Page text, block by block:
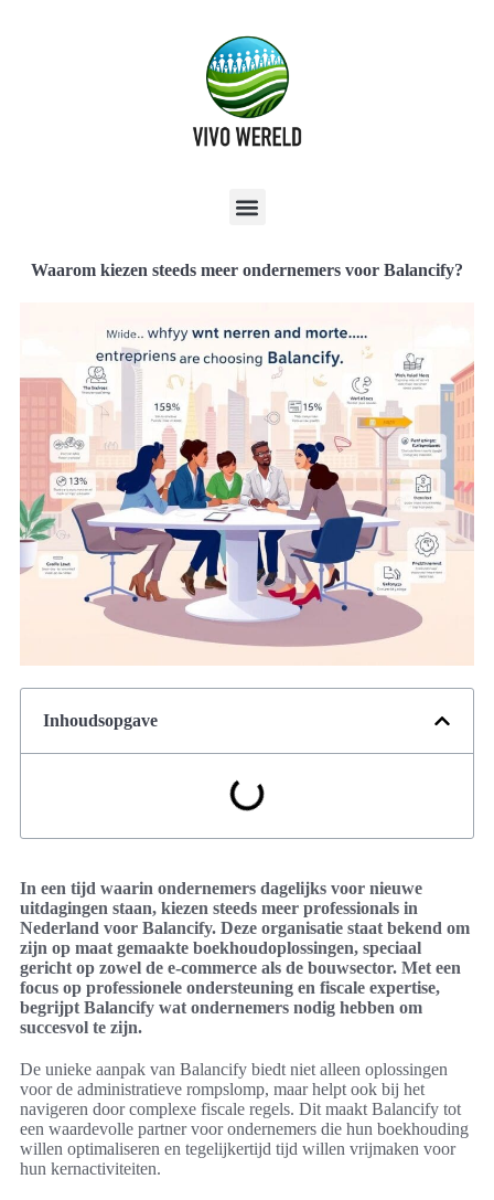
Waarom kiezen steeds meer ondernemers voor Balancify?
Inhoudsopgave
In een tijd waarin ondernemers dagelijks voor nieuwe
uitdagingen staan, kiezen steeds meer professionals in
Nederland voor Balancify. Deze organisatie staat bekend om
zijn op maat gemaakte boekhoudoplossingen, speciaal
gericht op zowel de e-commerce als de bouwsector. Met een
focus op professionele ondersteuning en fiscale expertise,
begrijpt Balancify wat ondernemers nodig hebben om
succesvol te zijn.
De unieke aanpak van Balancify biedt niet alleen oplossingen
voor de administratieve rompslomp, maar helpt ook bij het
navigeren door complexe fiscale regels. Dit maakt Balancify tot
een waardevolle partner voor ondernemers die hun boekhouding
willen optimaliseren en tegelijkertijd tijd willen vrijmaken voor
hun kernactiviteiten.